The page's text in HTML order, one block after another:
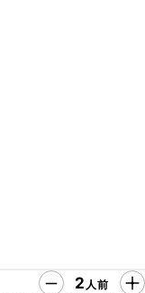
2 人前